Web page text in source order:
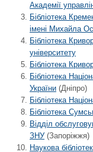
Академії
Бібліотека
імені Михайла
Бібліотека
університету
Бібліотека
Бібліотека
України (Дніпро)
Бібліотека
Бібліотека
Відділ
ЗНУ(Запоріжжя)
Наукова